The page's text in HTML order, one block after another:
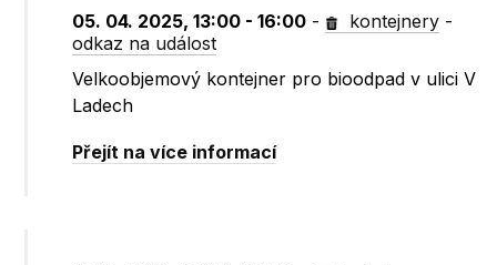
05. 04. 2025, 13:00 - 16:00 - kontejnery -
odkaz na událost
Velkoobjemový kontejner pro bioodpad v ulici V
Ladech
Přejít na více informací